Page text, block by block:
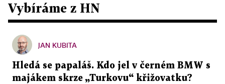
Vybíráme z HN
JAN KUBITA
Hledá se papaláš. Kdo jel v černém BMW s
majákem skrze „Turkovu“ křižovatku?